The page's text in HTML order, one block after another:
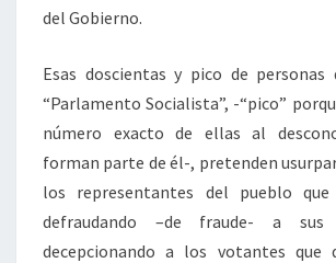
del Gobierno.
Esas doscientas y pico de
“Parlamento Socialista”, -“pico”
número exacto de ellas al
forman parte de él-, pretenden
los representantes del pueblo
defraudando –de fraude- a
decepcionando a los votantes que